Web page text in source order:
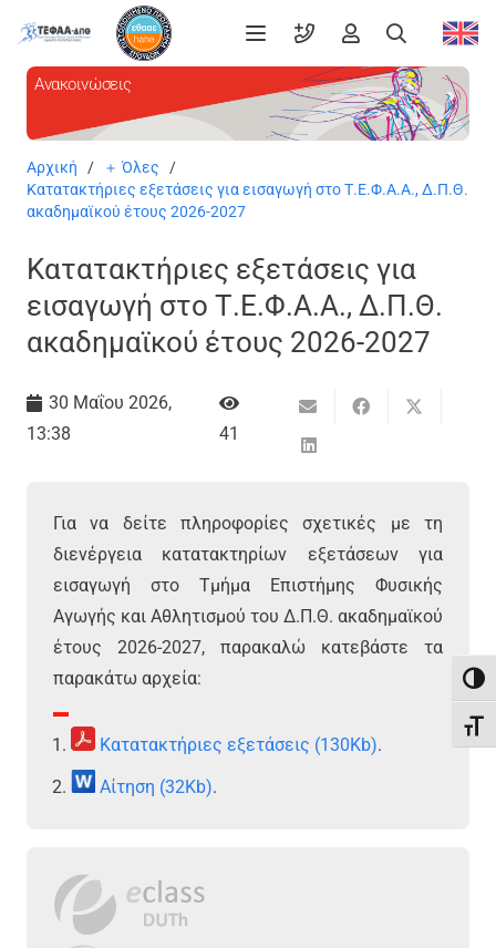
Ανακοινώσεις
Αρχική / ＋ Όλες /
Κατατακτήριες εξετάσεις για εισαγωγή στο Τ.Ε.Φ.Α.Α., Δ.Π.Θ.
ακαδημαϊκού έτους 2026-2027
Κατατακτήριες εξετάσεις για
εισαγωγή στο Τ.Ε.Φ.Α.Α., Δ.Π.Θ.
ακαδημαϊκού έτους 2026-2027
30 Μαΐου 2026,
13:38
41
Για να δείτε πληροφορίες σχετικές με τη
διενέργεια κατατακτηρίων εξετάσεων για
εισαγωγή στο Τμήμα Επιστήμης Φυσικής
Αγωγής και Αθλητισμού του Δ.Π.Θ. ακαδημαϊκού
έτους 2026-2027, παρακαλώ κατεβάστε τα
παρακάτω αρχεία:
Κατατακτήριες εξετάσεις (130Kb).
Αίτηση (32Kb).